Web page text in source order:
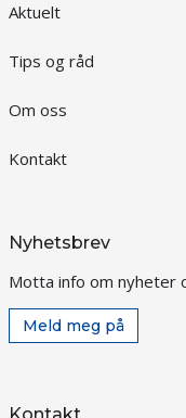
Aktuelt
Tips og råd
Om oss
Kontakt
Nyhetsbrev
Motta info om nyheter
Meld meg på